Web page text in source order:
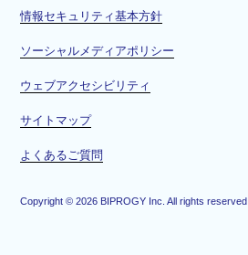
で
く
情報セキュリティ基本方針
ソーシャルメディアポリシー
ウェブアクセシビリティ
サイトマップ
よくあるご質問
Copyright ©2026 BIPROGY Inc. All rights reserved.